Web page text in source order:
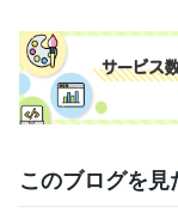
このブログを